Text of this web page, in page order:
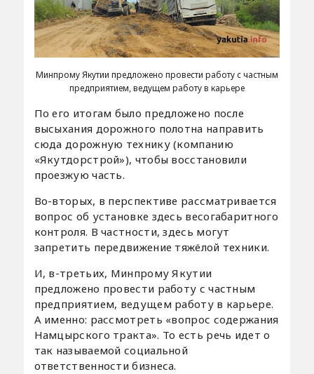
Минпрому Якутии предложено провести работу с частным
предприятием, ведущем работу в карьере
По его итогам было предложено после
высыхания дорожного полотна направить
сюда дорожную технику (компанию
«Якутдорстрой»), чтобы восстановили
проезжую часть.
Во-вторых, в перспективе рассматривается
вопрос об установке здесь весогабаритного
контроля. В частности, здесь могут
запретить передвижение тяжёлой техники.
И, в-третьих, Минпрому Якутии
предложено провести работу с частным
предприятием, ведущем работу в карьере.
А именно: рассмотреть «вопрос содержания
Намцырского тракта». То есть речь идет о
так называемой социальной
ответственности бизнеса.